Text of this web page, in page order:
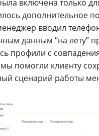
включена только
дополнительное
вводил
данным “на лету”
профили с
помогли клиенту
сценарий работы